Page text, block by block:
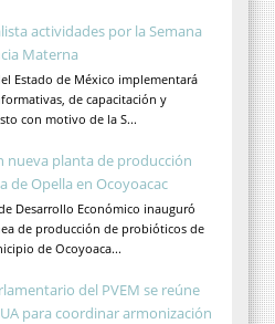
actividades por la Semana
Materna
Estado de México implementará
de capacitación y
con motivo de la S...
nueva planta de producción
de Opella en Ocoyoacac
Desarrollo Económico inauguró
de producción de probióticos de
de Ocoyoaca...
del PVEM se reúne
para coordinar armonización